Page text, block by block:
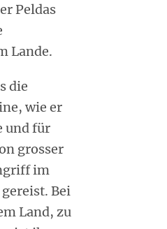
Peldas
Lande.
die
wie er
und für
grosser
im
Bei
Land, zu